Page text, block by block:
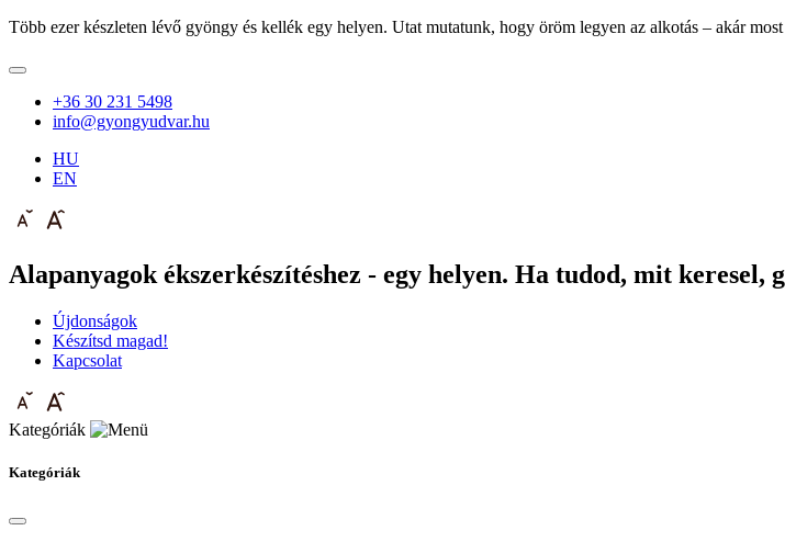
Több ezer készleten lévő gyöngy és kellék egy helyen. Utat mutatunk, hogy öröm legyen az alkotás – akár
+36 30 231 5498
info@gyongyudvar.hu
HU
EN
Alapanyagok ékszerkészítéshez - egy helyen. Ha tudod, mit
Újdonságok
Készítsd magad!
Kapcsolat
Kategóriák
Kategóriák